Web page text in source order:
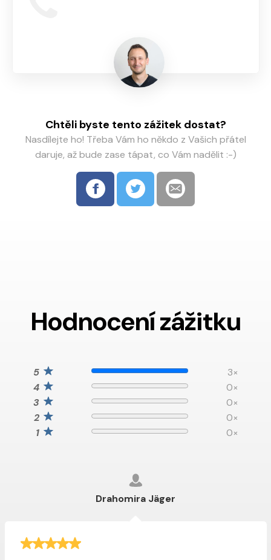
Chtěli byste tento zážitek dostat?
Nasdílejte ho! Třeba Vám ho někdo z Vašich přátel
daruje, až bude zase tápat, co Vám nadělit :-)
Hodnocení zážitku
3×
0×
0×
0×
0×
Drahomira Jäger